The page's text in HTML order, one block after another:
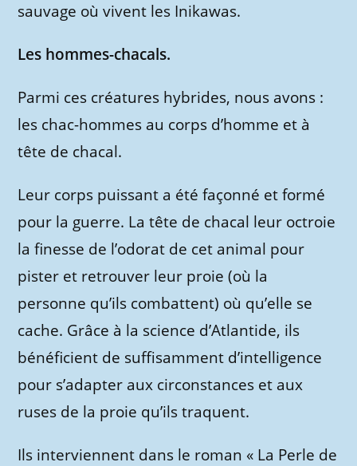
sauvage où vivent les Inikawas.
Les hommes-chacals.
Parmi ces créatures hybrides, nous avons :
les chac-hommes au corps d’homme et à
tête de chacal.
Leur corps puissant a été façonné et formé
pour la guerre. La tête de chacal leur octroie
la finesse de l’odorat de cet animal pour
pister et retrouver leur proie (où la
personne qu’ils combattent) où qu’elle se
cache. Grâce à la science d’Atlantide, ils
bénéficient de suffisamment d’intelligence
pour s’adapter aux circonstances et aux
ruses de la proie qu’ils traquent.
Ils interviennent dans le roman « La Perle de